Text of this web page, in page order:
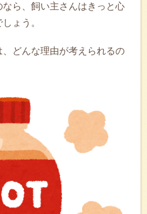
ら、飼い主さんはきっと心
ょう。
どんな理由が考えられるの